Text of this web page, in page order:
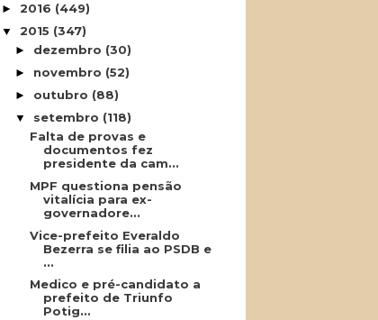
► 2016 (449)
▼ 2015 (347)
► dezembro (30)
► novembro (52)
► outubro (88)
▼ setembro (118)
Falta de provas e
documentos fez
presidente da cam...
MPF questiona pensão
vitalícia para ex-
governadore...
Vice-prefeito Everaldo
Bezerra se filia ao PSDB e
...
Medico e pré-candidato a
prefeito de Triunfo
Potig...